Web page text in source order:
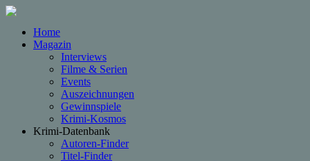
Home
Magazin
Interviews
Filme & Serien
Events
Auszeichnungen
Gewinnspiele
Krimi-Kosmos
Krimi-Datenbank
Autoren-Finder
Titel-Finder